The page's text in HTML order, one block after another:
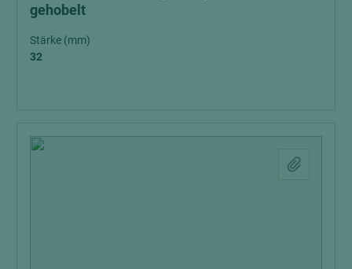
gehobelt
Stärke (mm)
32